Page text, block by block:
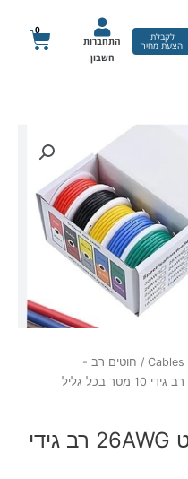
לקבלת
הצעת מחיר
התחברות
חשבון
0
עגלת
/ חוטים רב -
ערכה 1 של 5 גלילי חוט 26AWG רב גידי